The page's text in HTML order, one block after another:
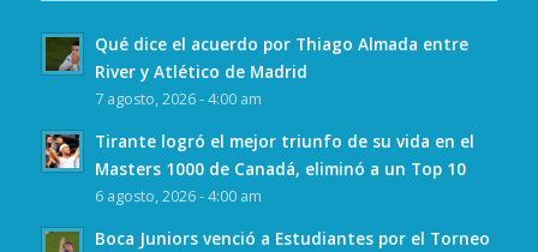
Qué dice el acuerdo por Thiago Almada entre
River y Atlético de Madrid
7 agosto, 2026 - 4:00 am
Tirante logró el mejor triunfo de su vida en el
Masters 1000 de Canadá, eliminó a un Top 10
6 agosto, 2026 - 4:00 am
Boca Juniors venció a Estudiantes por el Torneo